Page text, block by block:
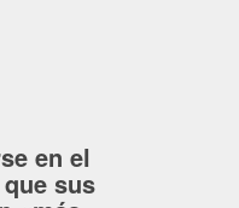
en el
sus